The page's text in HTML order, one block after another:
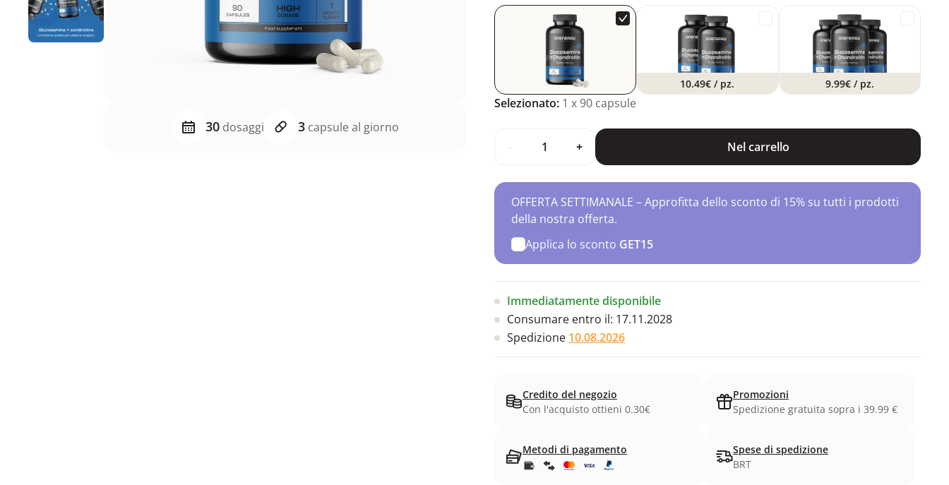
30dosaggi 3capsule al giorno
10.49€/ pz. 9.99€ / pz.
Selezionato: 1 x 90 capsule
+ Nel carrello
OFFERTA SETTIMANALE – Approfitta dello sconto di 15% su tutti i prodotti
della nostra offerta.
Applica lo sconto GET15
Immediatamente disponibile
Consumare entro il: 17.11.2028
Spedizione 10.08.2026
Credito del negozio
Con l'acquisto ottieni 0.30€
Promozioni
Spedizione gratuita sopra i 39.99 €
Metodi di pagamento
Spese di spedizione
BRT